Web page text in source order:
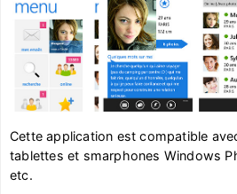
Cette application est compatible
tablettes et smarphones Windows
etc.